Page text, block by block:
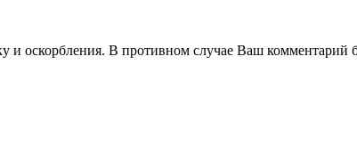
и оскорбления. В противном случае Ваш комментарий